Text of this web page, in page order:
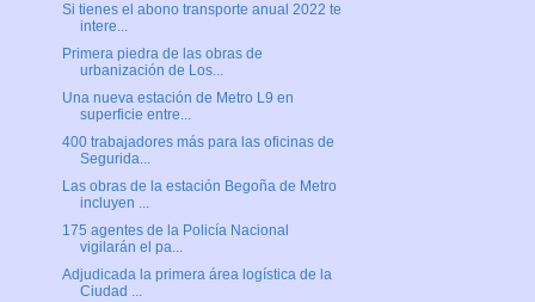
Si tienes el abono transporte anual 2022 te
intere...
Primera piedra de las obras de
urbanización de Los...
Una nueva estación de Metro L9 en
superficie entre...
400 trabajadores más para las oficinas de
Segurida...
Las obras de la estación Begoña de Metro
incluyen ...
175 agentes de la Policía Nacional
vigilarán el pa...
Adjudicada la primera área logística de la
Ciudad ...